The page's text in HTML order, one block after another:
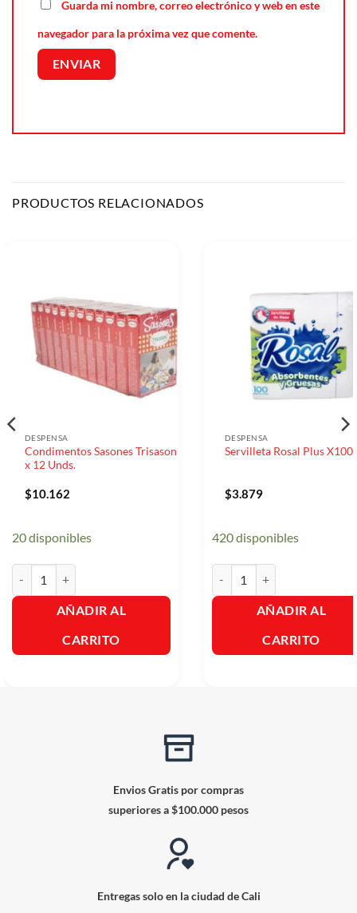
Guarda mi nombre, correo electrónico y web en este
navegador para la próxima vez que comente.
PRODUCTOS RELACIONADOS
DESPENSA
Condimentos Sasones Trisason
x 12 Unds.
$10.162
20 disponibles
AÑADIR AL
CARRITO
DESPENSA
Servilleta Rosal Plus
$3.879
420 disponibles
AÑADIR AL
CARRITO
Envios Gratis por compras
superiores a $100.000 pesos
Entregas solo en la ciudad de Cali